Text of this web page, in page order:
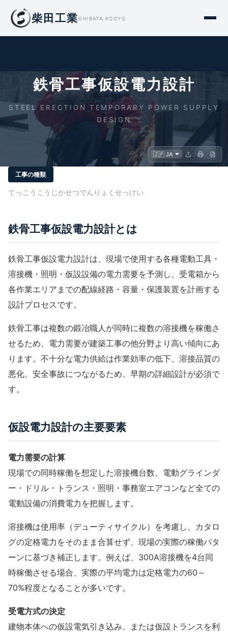
柴田工業SHIBATA KOGYO
鉄骨工事仮設電力設計
STEEL ERECTION TEMPORARY POWER SUPPLY
DESIGN
工事の種類
てっこうこうじかせつでんりょくせっけい
鉄骨工事仮設電力設計とは
鉄骨工事仮設電力設計は、現場で使用する各種電動工具・
溶接機・照明・仮設設備の電力需要を予測し、受電箱から
各作業エリアまでの配線経路・容量・保護装置を計画する
設計プロセスです。
鉄骨工事は複数の鍛冶職人が同時に複数の溶接機を稼働さ
せるため、電力需要が建築工事の他分野より高い傾向にあ
ります。不十分な電力供給は作業効率の低下、溶接品質の
悪化、安全事故につながるため、早期の詳細設計が必須で
す。
仮設電力設計の主要要素
電力需要の計算
現場での同時稼働を想定した溶接機台数、電動グラインダ
ー・ドリル・トランス・照明・事務室エアコンなど全ての
電動設備の消費電力を把握します。
溶接機は使用率（デューティサイクル）を考慮し、カタロ
グの定格電力をそのまま合算せず、現場の実際の稼働パタ
ーンに基づき補正します。例えば、300A溶接機を4台同
時稼働させる場合、実際の平均電力は定格電力の60～
70%程度となることが多いです。
受電方式の決定
建物本体への仮設電気引き込み、または仮設トランスを利